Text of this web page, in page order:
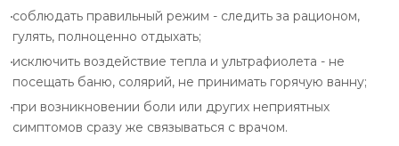
соблюдать правильный режим - следить за рационом,
гулять, полноценно отдыхать;
исключить воздействие тепла и ультрафиолета - не
посещать баню, солярий, не принимать горячую ванну;
при возникновении боли или других неприятных
симптомов сразу же связываться с врачом.